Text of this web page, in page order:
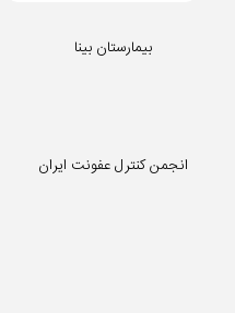
بیمارستان بینا
انجمن کنترل عفونت ایران